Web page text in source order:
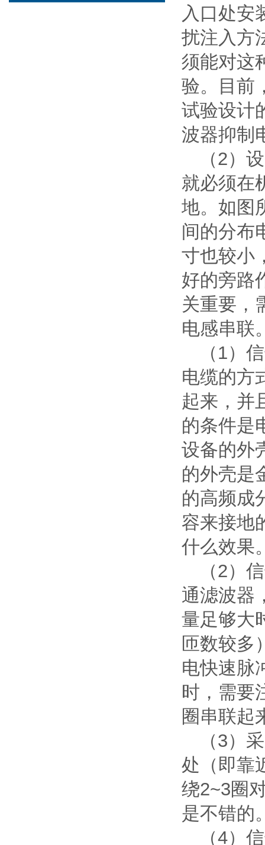
入口处安
扰注入方
须能对这
验。目前
试验设计
波器抑制
（2）
就必须在
地。如图
间的分布
寸也较小
好的旁路
关重要，
电感串联
（1）
电缆的方
起来，并
的条件是
设备的外
的外壳是
的高频成
容来接地
什么效果
（2）
通滤波器
量足够大
匝数较多
电快速脉
时，需要
圈串联起
（3）
处（即靠
绕2~3圈
是不错的
（4）